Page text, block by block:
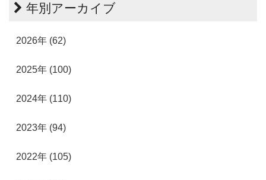
年別アーカイブ
2026年 (62)
2025年 (100)
2024年 (110)
2023年 (94)
2022年 (105)